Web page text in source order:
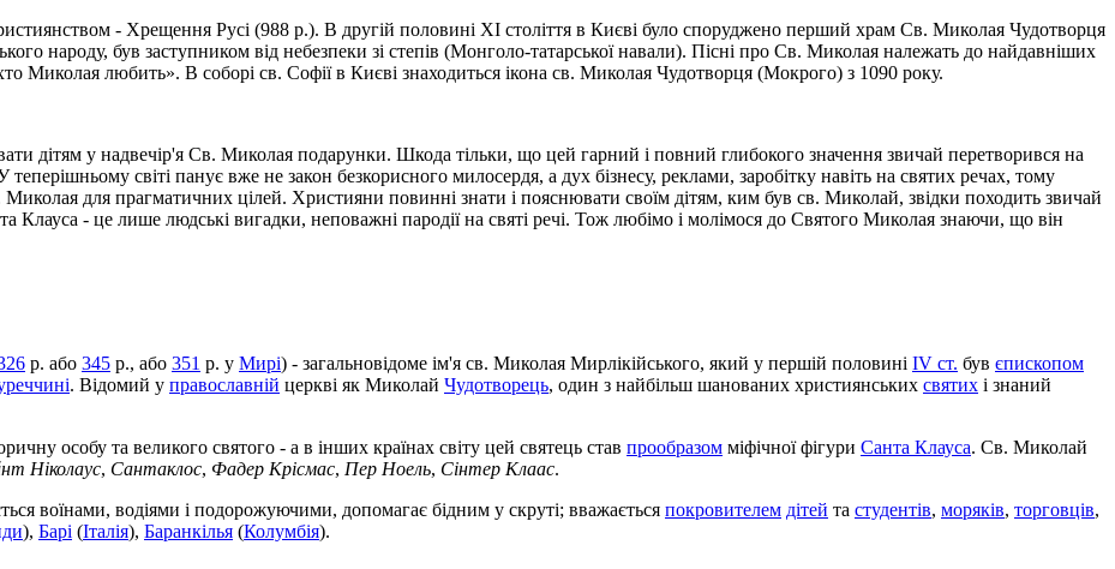
- Хрещення Русі (988 р.). В другій половині ХІ століття в Києві було споруджено перший храм Св. Миколая Чудотворця
народу, був заступником від небезпеки зі степів (Монголо-татарської навали). Пісні про Св. Миколая належать до найдавніших
хто Миколая любить». В соборі св. Софії в Києві знаходиться ікона св. Миколая Чудотворця (Мокрого) з 1090 року.
дітям у надвечір'я Св. Миколая подарунки. Шкода тільки, що цей гарний і повний глибокого значення звичай перетворився на
світі панує вже не закон безкорисного милосердя, а дух бізнесу, реклами, заробітку навіть на святих речах, тому
Миколая для прагматичних цілей. Християни повинні знати і пояснювати своїм дітям, ким був св. Миколай, звідки походить звичай
Клауса - це лише людські вигадки, неповажні пародії на святі речі. Тож любімо і молімося до Святого Миколая знаючи, що він
р. або 345 р., або 351 р. у Мирі) - загальновідоме ім'я св. Миколая Мирлікійського, який у першій половині IV ст. був єпископом
. Відомий у православній церкві як Миколай Чудотворець, один з найбільш шанованих християнських святих і знаний
особу та великого святого - а в інших країнах світу цей святець став прообразом міфічної фігури Санта Клауса. Св. Миколай
Ніколаус, Сантаклос, Фадер Крісмас, Пер Ноель, Сінтер Клаас.
воїнами, водіями і подорожуючими, допомагає бідним у скруті; вважається покровителем дітей та студентів, моряків, торговців,
), Барі (Італія), Баранкілья (Колумбія).